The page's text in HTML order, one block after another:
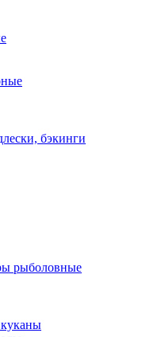
бэкинги
рыболовные